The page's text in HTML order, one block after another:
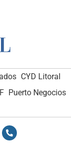
CYD Litoral
Puerto Negocios